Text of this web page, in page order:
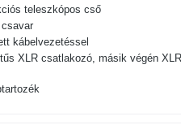
teleszkópos cső
kábelvezetéssel
XLR csatlakozó, másik végén XLR